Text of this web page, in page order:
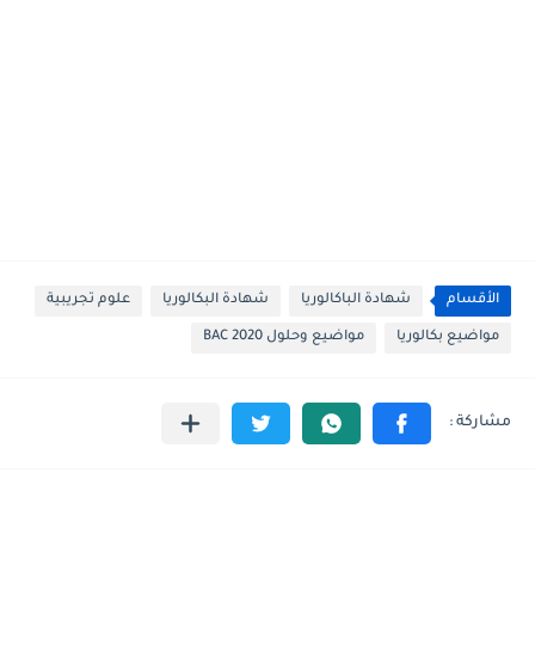
الأقسام شهادة الباكالوريا شهادة البكالوريا علوم تجريبية
مواضيع بكالوريا مواضيع وحلول BAC 2020